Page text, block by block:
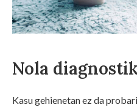
Nola
Kasu gehienetan ez da